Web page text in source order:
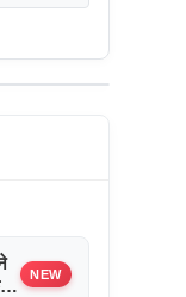
NEW